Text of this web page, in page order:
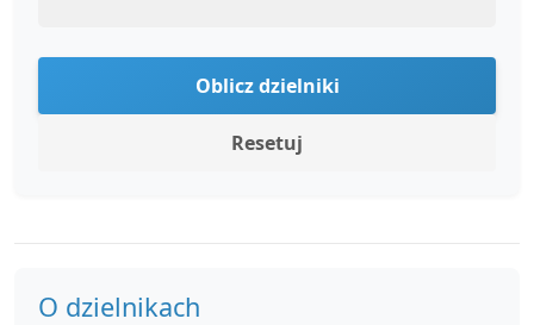
Oblicz dzielniki
Resetuj
O dzielnikach